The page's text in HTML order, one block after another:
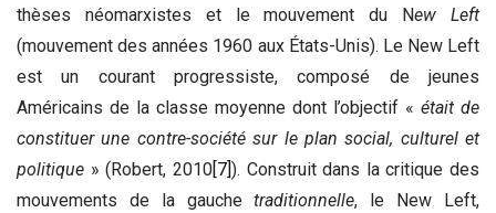
thèses néomarxistes et le mouvement du New Left
(mouvement des années 1960 aux États-Unis). Le New Left
est un courant progressiste, composé de jeunes
Américains de la classe moyenne dont l’objectif « était de
constituer une contre-société sur le plan social, culturel et
politique » (Robert, 2010[7] ). Construit dans la critique des
mouvements de la gauchetraditionnelle, le New Left,